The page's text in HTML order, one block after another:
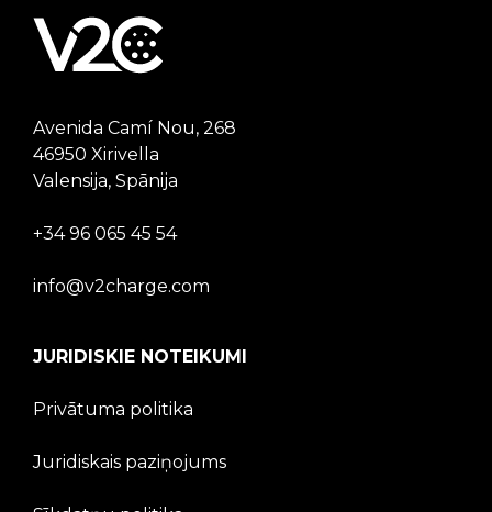
Avenida Camí Nou, 268
46950 Xirivella
Valensija, Spānija
+34 96 065 45 54
info@v2charge.com
JURIDISKIE NOTEIKUMI
Privātuma politika
Juridiskais paziņojums